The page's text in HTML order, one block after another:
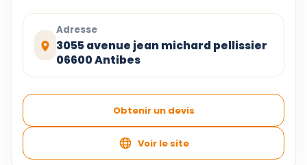
Adresse
3055 avenue jean michard pellissier
06600 Antibes
Obtenir un devis
Voir le site